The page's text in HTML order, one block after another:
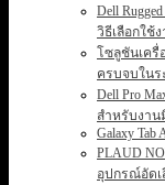
Dell
วิธีเลือกใช้
โซลูชันเครื่
ครบจบในร
Dell Pro
สำหรับงา
Galaxy Tab
PLAUD
อุปกรณ์อัดเ